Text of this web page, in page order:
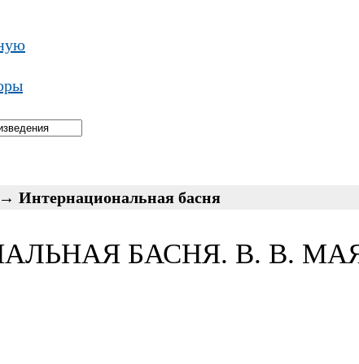
→ Интернациональная басня
БАСНЯ. В. В.